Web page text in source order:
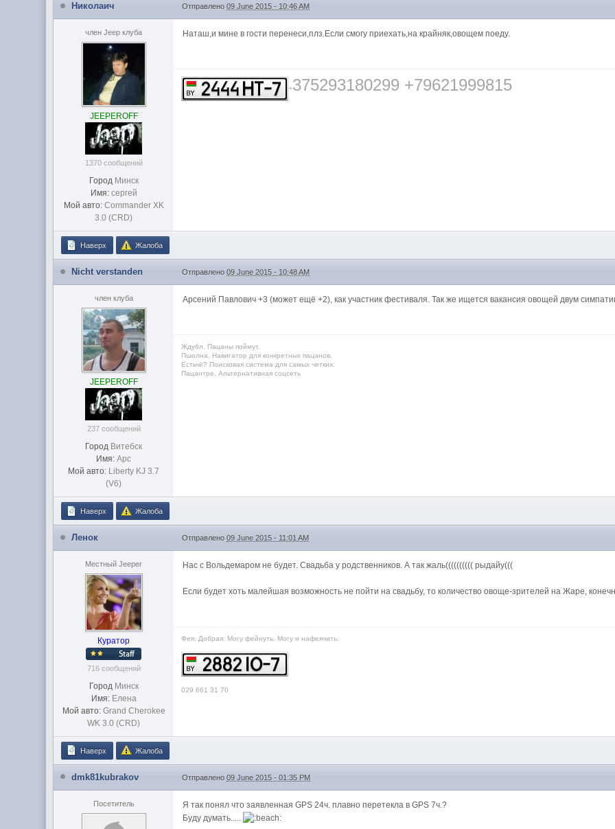
Николаич Отправлено09 June 2015 - 10:46 AM
член Jeep клуба
JEEPEROFF
1370 сообщений
Город Минск
Имя: сергей
Мой авто: Commander XK
3.0 (CRD)
Наташ,и мине в гости перенеси,плз.Если смогу приехать,на крайняк,овощем поеду.
+375293180299 +79621999815
Наверх Жалоба
Nicht verstanden Отправлено09 June 2015 - 10:48 AM
член клуба
JEEPEROFF
237 сообщений
Город Витебск
Имя: Арс
Мой авто: Liberty KJ 3.7
(V6)
Арсений Павлович +3 (может ещё +2), как участник фестиваля. Так же ищется вакансия овощей двум
Ждубл. Пацаны поймут.
Пшолна. Навигатор для конкретных пацанов.
Естьчё? Поисковая система для самых четких.
Пацантре. Альтернативная соцсеть
Наверх Жалоба
Ленок Отправлено09 June 2015 - 11:01 AM
Местный Jeeper
Куратор
716 сообщений
Город Минск
Имя: Елена
Мой авто: Grand Cherokee
WK 3.0 (CRD)
Нас с Вольдемаром не будет. Свадьба у родственников. А так жаль(((((((((( рыдайу(((
Если будет хоть малейшая возможность не пойти на свадьбу, то количество овоще-зрителей на Жаре,
Фея. Добрая. Могу фейнуть. Могу и нафеячить.
029 661 31 70
Наверх Жалоба
dmk81kubrakov Отправлено09 June 2015 - 01:35 PM
Посетитель
Я так понял что заявленная GPS 24ч. плавно перетекла в GPS 7ч.?
Буду думать.....